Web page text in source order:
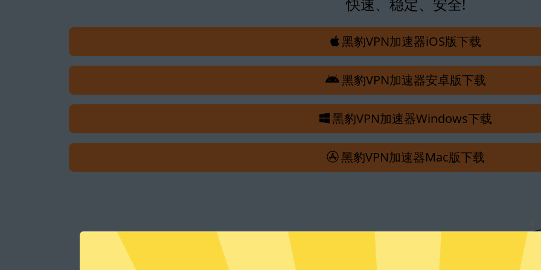
黑豹VPN加速器iOS版下载
黑豹VPN加速器安卓版下载
黑豹VPN加速器Windows下载
黑豹VPN加速器Mac版下载